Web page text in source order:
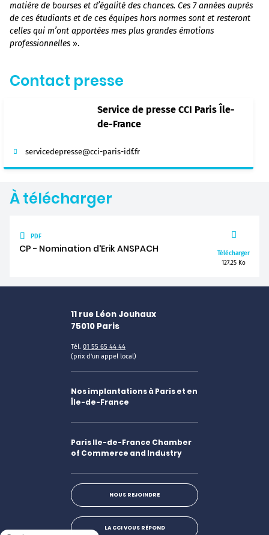
matière de bourses et d’égalité des chances. Ces 7 années auprès
de ces étudiants et de ces équipes hors normes sont et resteront
celles qui m’ont apportées mes plus grandes émotions
professionnelles ».
Contact presse
Service de presse CCI Paris Île-
de-France
servicedepresse@cci-paris-idf.fr
À télécharger
PDF
CP - Nomination d'Erik ANSPACH
Télécharger
127.25 Ko
11 rue Léon Jouhaux
75010 Paris
Tél. 01 55 65 44 44
(prix d'un appel local)
Nos implantations à Paris et en
Île-de-France
Paris Ile-de-France Chamber
of Commerce and Industry
NOUS REJOINDRE
LA CCI VOUS RÉPOND